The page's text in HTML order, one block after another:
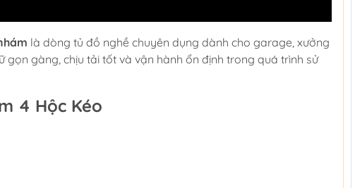
là dòng tủ đồ nghề chuyên dụng dành cho garage, xưởng
gàng, chịu tải tốt và vận hành ổn định trong quá trình sử
4 Hộc Kéo